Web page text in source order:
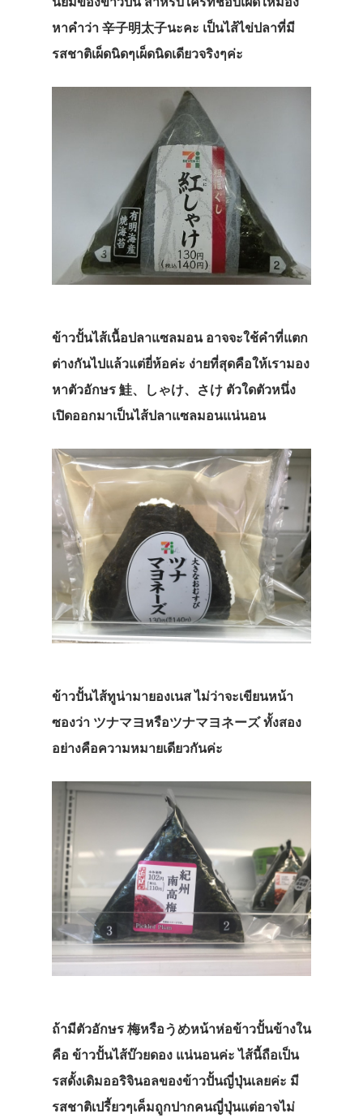
หาคำว่า 辛子明太子นะคะ เป็นไส้ไข่ปลาที่มี
รสชาติเผ็ดนิดๆเผ็ดนิดเดียวจริงๆค่ะ
ข้าวปั้นไส้เนื้อปลาแซลมอน อาจจะใช้คำที่แตก
ต่างกันไปแล้วแต่ยี่ห้อค่ะ ง่ายที่สุดคือให้เรามอง
หาตัวอักษร 鮭、しゃけ、さけ ตัวใดตัวหนึ่ง
เปิดออกมาเป็นไส้ปลาแซลมอนแน่นอน
ข้าวปั้นไส้ทูน่ามายองเนส ไม่ว่าจะเขียนหน้า
ซองว่า ツナマヨหรือツナマヨネーズ ทั้งสอง
อย่างคือความหมายเดียวกันค่ะ
ถ้ามีตัวอักษร 梅หรือうめหน้าห่อข้าวปั้นข้างใน
คือ ข้าวปั้นไส้บ๊วยดอง แน่นอนค่ะ ไส้นี้ถือเป็น
รสดั้งเดิมออริจินอลของข้าวปั้นญี่ปุ่นเลยค่ะ มี
รสชาติเปรี้ยวๆเค็มถูกปากคนญี่ปุ่นแต่อาจไม่